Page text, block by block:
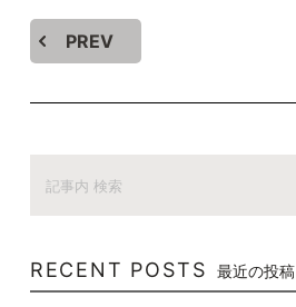
PREV
RECENT POSTS 最近の投稿